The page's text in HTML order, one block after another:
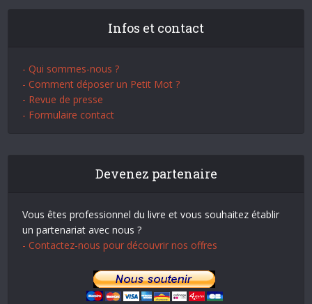
Infos et contact
- Qui sommes-nous ?
- Comment déposer un Petit Mot ?
- Revue de presse
- Formulaire contact
Devenez partenaire
Vous êtes professionnel du livre et vous souhaitez établir
un partenariat avec nous ?
- Contactez-nous pour découvrir nos offres